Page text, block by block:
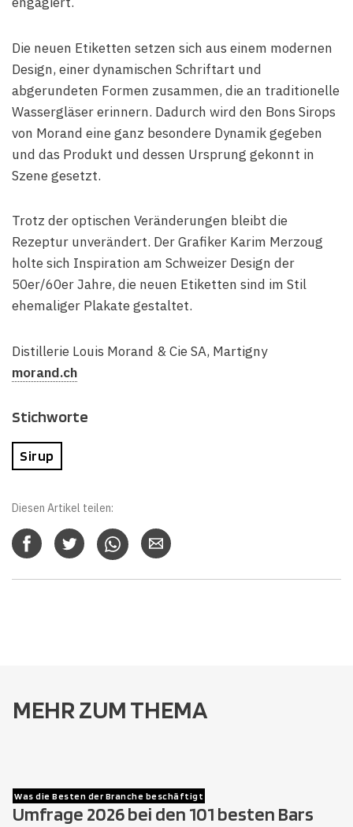
Die neuen Etiketten setzen sich aus einem modernen
Design, einer dynamischen Schriftart und
abgerundeten Formen zusammen, die an traditionelle
Wassergläser erinnern. Dadurch wird den Bons Sirops
von Morand eine ganz besondere Dynamik gegeben
und das Produkt und dessen Ursprung gekonnt in
Szene gesetzt.
Trotz der optischen Veränderungen bleibt die
Rezeptur unverändert. Der Grafiker Karim Merzoug
holte sich Inspiration am Schweizer Design der
50er/60er Jahre, die neuen Etiketten sind im Stil
ehemaliger Plakate gestaltet.
Distillerie Louis Morand & Cie SA, Martigny
morand.ch
Stichworte
Sirup
Diesen Artikel teilen:
MEHR ZUM THEMA
Was die Besten der Branche beschäftigt
Umfrage 2026 bei den 101 besten Bars